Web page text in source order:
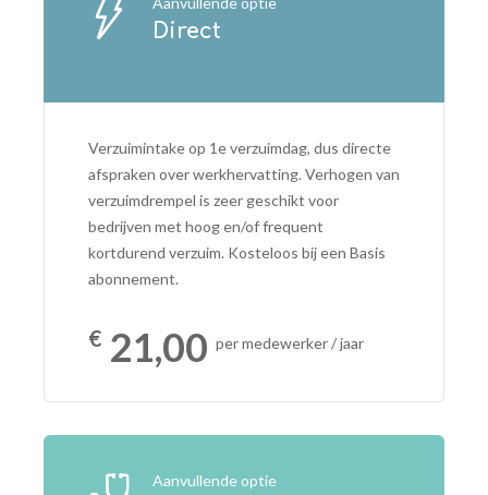
Direct
Verzuimintake op 1e verzuimdag, dus directe
afspraken over werkhervatting. Verhogen van
verzuimdrempel is zeer geschikt voor
bedrijven met hoog en/of frequent
kortdurend verzuim. Kosteloos bij een Basis
abonnement.
21,00 per medewerker / jaar
Aanvullende optie